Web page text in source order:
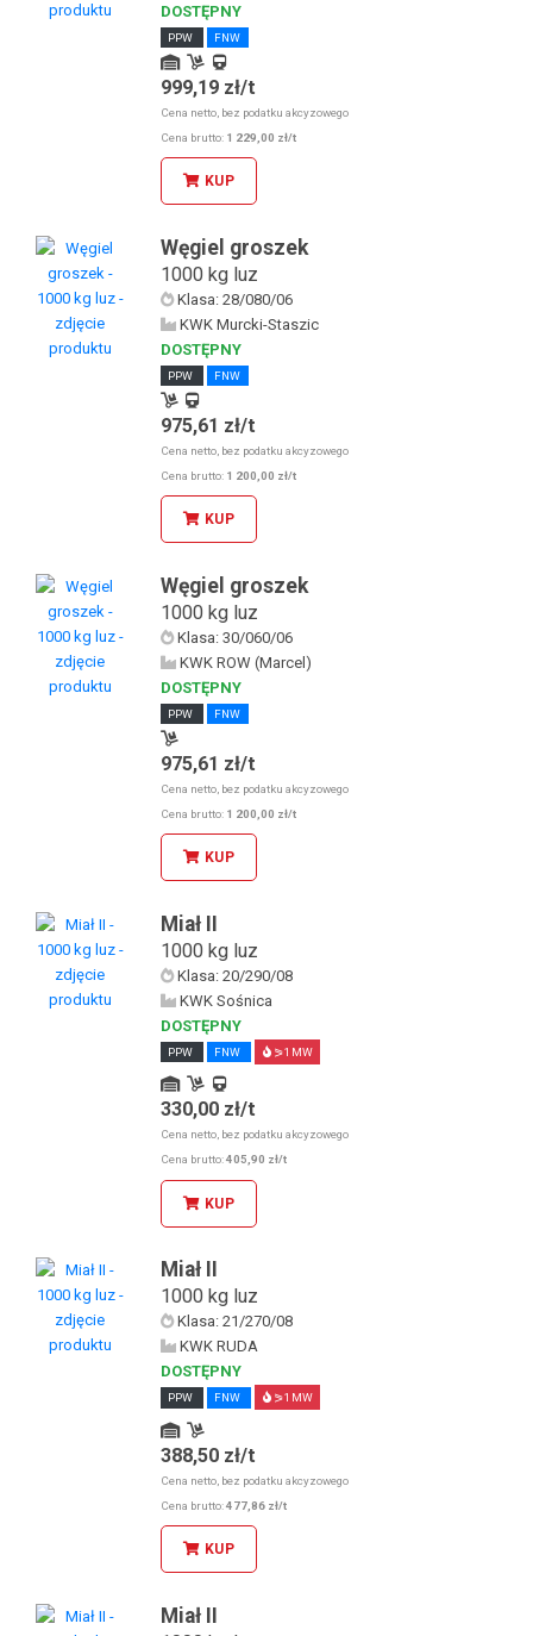
DOSTĘPNY
PPW FNW
Odbiór osobisty u KDW
Odbiór osobisty w sklepie stacjonarnym
Kolej
999,19 zł/t
Cena netto, bez podatku akcyzowego
Cena brutto: 1 229,00 zł/t
KUP
Węgiel groszek
1000 kg luz
Klasa: 28/080/06
KWK Murcki-Staszic
DOSTĘPNY
PPW FNW
Odbiór osobisty w sklepie stacjonarnym
Kolej
975,61 zł/t
Cena netto, bez podatku akcyzowego
Cena brutto: 1 200,00 zł/t
KUP
Węgiel groszek
1000 kg luz
Klasa: 30/060/06
KWK ROW (Marcel)
DOSTĘPNY
PPW FNW
Odbiór osobisty w sklepie stacjonarnym
975,61 zł/t
Cena netto, bez podatku akcyzowego
Cena brutto: 1 200,00 zł/t
KUP
Miał II
1000 kg luz
Klasa: 20/290/08
KWK Sośnica
DOSTĘPNY
PPW FNW ⪖1 MW
Odbiór osobisty u KDW
Odbiór osobisty w sklepie stacjonarnym
Kolej
330,00 zł/t
Cena netto, bez podatku akcyzowego
Cena brutto:405,90 zł/t
KUP
Miał II
1000 kg luz
Klasa: 21/270/08
KWK RUDA
DOSTĘPNY
PPW FNW ⪖1 MW
Odbiór osobisty u KDW
Odbiór osobisty w sklepie stacjonarnym
388,50 zł/t
Cena netto, bez podatku akcyzowego
Cena brutto:477,86 zł/t
KUP
Miał II